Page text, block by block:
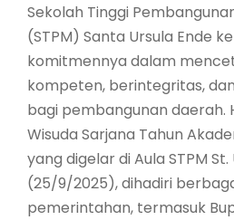
Sekolah Tinggi
(STPM) Santa Ursula Ende
komitmennya dalam
kompeten, berintegritas,
bagi pembangunan daerah.
Wisuda Sarjana Tahun
yang digelar di Aula STPM St.
(25/9/2025), dihadiri
pemerintahan, termasuk